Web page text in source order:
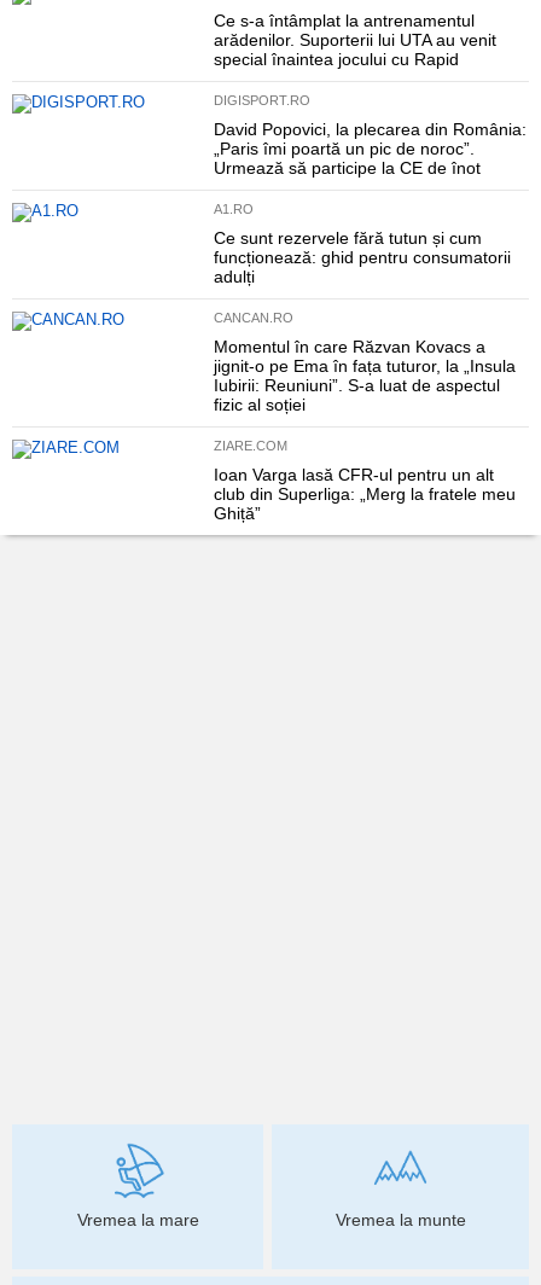
Ce s-a întâmplat la antrenamentul
arădenilor. Suporterii lui UTA au venit
special înaintea jocului cu Rapid
DIGISPORT.RO
David Popovici, la plecarea din România:
„Paris îmi poartă un pic de noroc”.
Urmează să participe la CE de înot
A1.RO
Ce sunt rezervele fără tutun și cum
funcționează: ghid pentru consumatorii
adulți
CANCAN.RO
Momentul în care Răzvan Kovacs a
jignit-o pe Ema în fața tuturor, la „Insula
Iubirii: Reuniuni”. S-a luat de aspectul
fizic al soției
ZIARE.COM
Ioan Varga lasă CFR-ul pentru un alt
club din Superliga: „Merg la fratele meu
Ghiță”
Vremea la mare Vremea la munte